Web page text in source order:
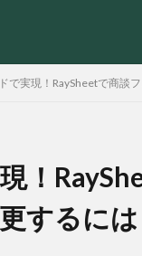
で実現！RaySheetで商談
！
するには